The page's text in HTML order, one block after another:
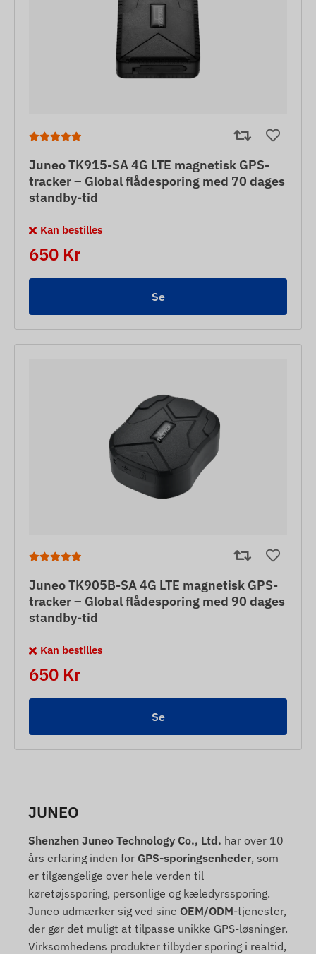
Juneo TK915-SA 4G LTE magnetisk GPS-
tracker – Global flådesporing med 70 dages
standby-tid
Kan bestilles
650 Kr
Se
Juneo TK905B-SA 4G LTE magnetisk GPS-
tracker – Global flådesporing med 90 dages
standby-tid
Kan bestilles
650 Kr
Se
JUNEO
Shenzhen Juneo Technology Co., Ltd. har over 10
års erfaring inden for GPS-sporingsenheder, som
er tilgængelige over hele verden til
køretøjssporing, personlige og kæledyrssporing.
Juneo udmærker sig ved sine OEM/ODM-tjenester,
der gør det muligt at tilpasse unikke GPS-løsninger.
Virksomhedens produkter tilbyder sporing i realtid,